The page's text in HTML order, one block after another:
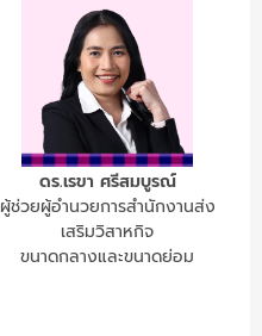
ดร.เรขา ศรีสมบูรณ์
ผู้ช่วยผู้อำนวยการสำนักงานส่ง
เสริมวิสาหกิจ
ขนาดกลางและขนาดย่อม